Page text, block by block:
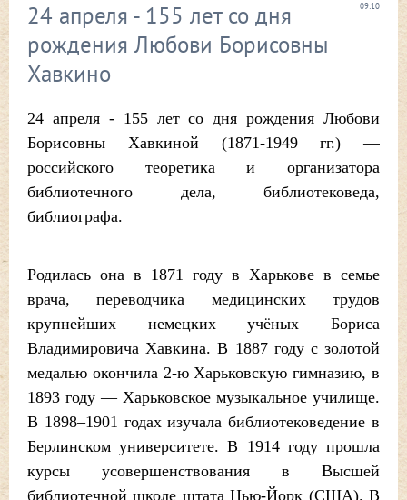
09:10
24 апреля - 155 лет со дня
рождения Любови Борисовны
Хавкино
24 апреля - 155 лет со дня рождения Любови
Борисовны Хавкиной (1871-1949 гг.) —
российского теоретика и организатора
библиотечного дела, библиотековеда,
библиографа.
Родилась она в 1871 году в Харькове в семье
врача, переводчика медицинских трудов
крупнейших немецких учёных Бориса
Владимировича Хавкина. В 1887 году с золотой
медалью окончила 2-ю Харьковскую гимназию, в
1893 году — Харьковское музыкальное училище.
В 1898–1901 годах изучала библиотековедение в
Берлинском университете. В 1914 году прошла
курсы усовершенствования в Высшей
библиотечной школе штата Нью-Йорк (США). В